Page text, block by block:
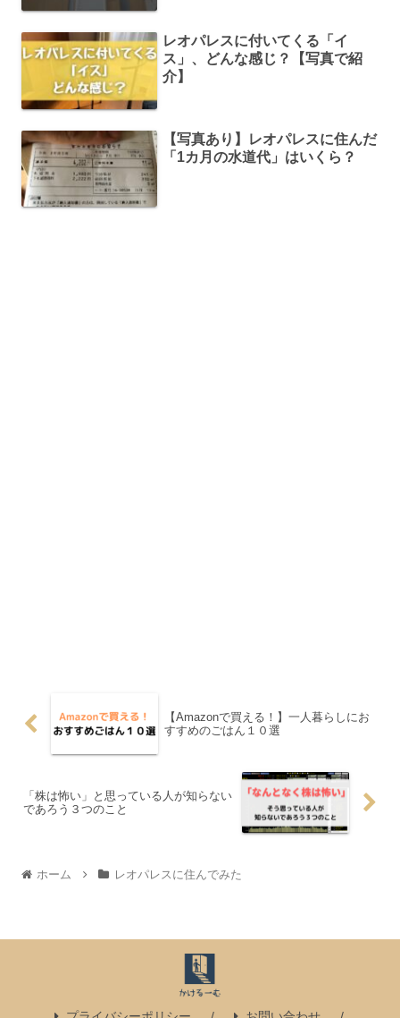
レオパレスに付いてくる「イ
ス」、どんな感じ？【写真で紹
介】
【写真あり】レオパレスに住んだ
「1カ月の水道代」はいくら？
【Amazonで買える！】一人暮らしにお
すすめのごはん１０選
「株は怖い」と思っている人が知らない
であろう３つのこと
ホーム レオパレスに住んでみた